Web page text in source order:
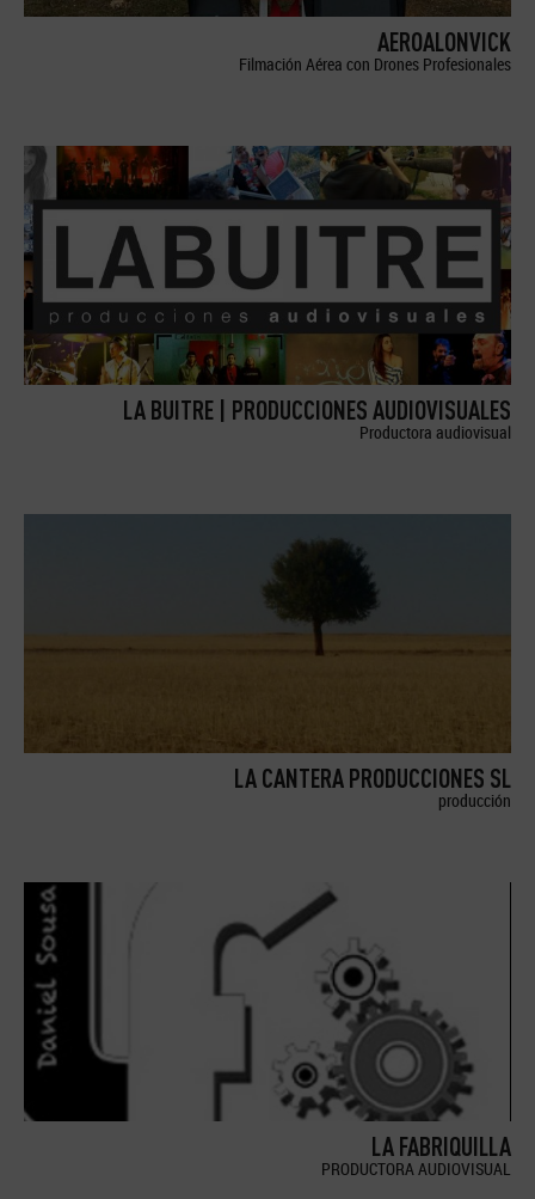
AEROALONVICK
Filmación Aérea con Drones Profesionales
LA BUITRE | PRODUCCIONES AUDIOVISUALES
Productora audiovisual
LA CANTERA PRODUCCIONES SL
producción
LA FABRIQUILLA
PRODUCTORA AUDIOVISUAL